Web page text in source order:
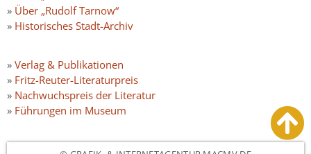
» Über „Rudolf Tarnow“
» Historisches Stadt-Archiv
» Verlag & Publikationen
» Fritz-Reuter-Literaturpreis
» Nachwuchspreis der Literatur
» Führungen im Museum